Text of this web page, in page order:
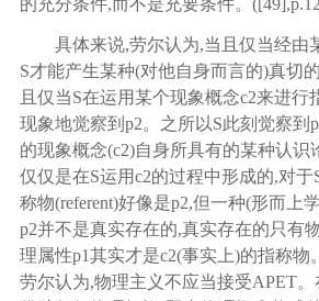
具体来说,劳尔认为,当且仅当经由
S才能产生某种(对他自身而言的)真切
且仅当S在运用某个现象概念c2来进行
现象地觉察到p2。之所以S此刻觉察到
的现象概念(c2)自身所具有的某种认识
仅仅是在S运用c2的过程中形成的,对于
称物(referent)好像是p2,但一种(形而上
p2并不是真实存在的,真实存在的只有
理属性p1其实才是c2(事实上)的指称物
劳尔认为,物理主义不应当接受APET